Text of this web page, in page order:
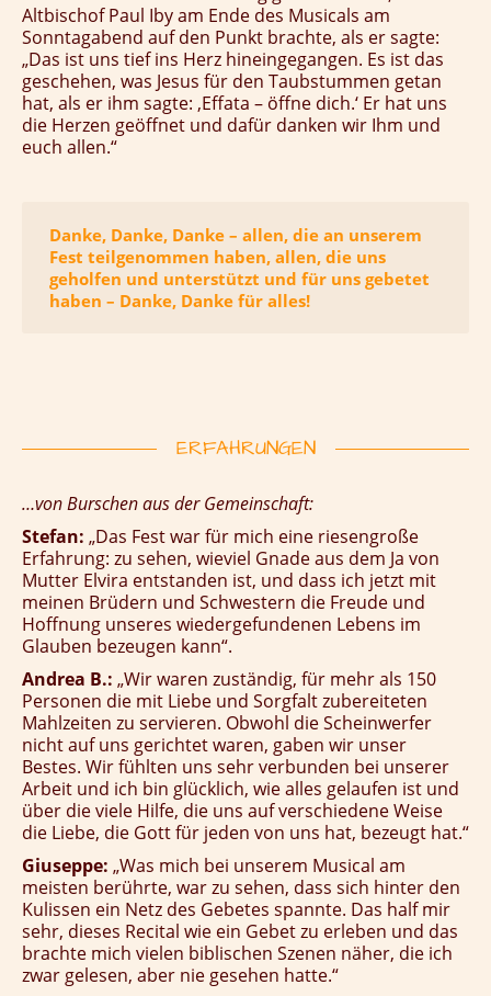
Altbischof Paul Iby am Ende des Musicals am
Sonntagabend auf den Punkt brachte, als er sagte:
„Das ist uns tief ins Herz hineingegangen. Es ist das
geschehen, was Jesus für den Taubstummen getan
hat, als er ihm sagte: ‚Effata – öffne dich.‘ Er hat uns
die Herzen geöffnet und dafür danken wir Ihm und
euch allen.“
Danke, Danke, Danke – allen, die an unserem
Fest teilgenommen haben, allen, die uns
geholfen und unterstützt und für uns gebetet
haben – Danke, Danke für alles!
ERFAHRUNGEN
…von Burschen aus der Gemeinschaft:
Stefan: „Das Fest war für mich eine riesengroße
Erfahrung: zu sehen, wieviel Gnade aus dem Ja von
Mutter Elvira entstanden ist, und dass ich jetzt mit
meinen Brüdern und Schwestern die Freude und
Hoffnung unseres wiedergefundenen Lebens im
Glauben bezeugen kann“.
Andrea B.: „Wir waren zuständig, für mehr als 150
Personen die mit Liebe und Sorgfalt zubereiteten
Mahlzeiten zu servieren. Obwohl die Scheinwerfer
nicht auf uns gerichtet waren, gaben wir unser
Bestes. Wir fühlten uns sehr verbunden bei unserer
Arbeit und ich bin glücklich, wie alles gelaufen ist und
über die viele Hilfe, die uns auf verschiedene Weise
die Liebe, die Gott für jeden von uns hat, bezeugt hat.“
Giuseppe: „Was mich bei unserem Musical am
meisten berührte, war zu sehen, dass sich hinter den
Kulissen ein Netz des Gebetes spannte. Das half mir
sehr, dieses Recital wie ein Gebet zu erleben und das
brachte mich vielen biblischen Szenen näher, die ich
zwar gelesen, aber nie gesehen hatte.“